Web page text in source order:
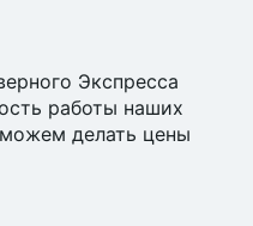
Экспресса
работы наших
делать цены